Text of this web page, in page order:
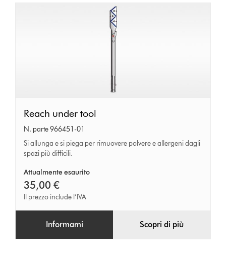
Reach
under
tool
Reach under tool
N. parte 966451-01
Si allunga e si piega per rimuovere polvere e allergeni dagli
spazi più difficili.
Attualmente esaurito
35,00 €
Il prezzo include l’IVA
Informami Scopri di più